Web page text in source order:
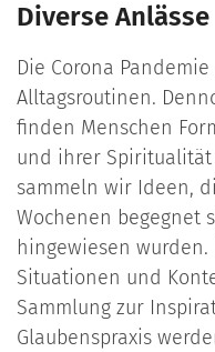
Diverse Anlässe
Die Corona
Alltagsroutinen.
finden Menschen
und ihrer Spiritualität
sammeln wir Ideen,
Wochenen begegnet
hingewiesen
Situationen und
Sammlung zur
Glaubenspraxis